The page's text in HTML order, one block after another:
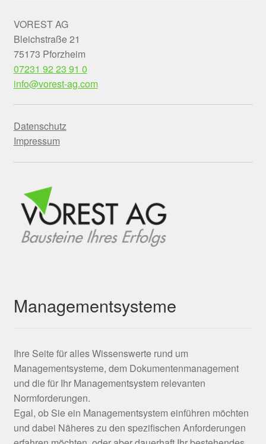
VOREST AG
Bleichstraße 21
75173 Pforzheim
07231 92 23 91 0
info@vorest-ag.com
Datenschutz
Impressum
Managementsysteme
Ihre Seite für alles Wissenswerte rund um
Managementsysteme, dem Dokumentenmanagement
und die für Ihr Managementsystem relevanten
Normforderungen.
Egal, ob Sie ein Managementsystem einführen möchten
und dabei Näheres zu den spezifischen Anforderungen